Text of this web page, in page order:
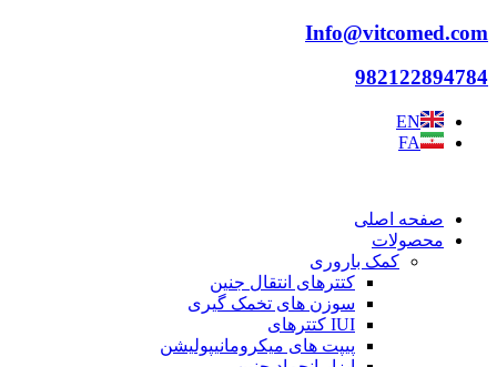
پرش
محتوا
Info@vitcomed.com
982122894784
EN
FA
صفحه اصلی
محصولات
کمک باروری
کتترهای انتقال جنین
سوزن های تخمک گیری
IUI کتترهای
پیپت های میکرومانیپولیشن